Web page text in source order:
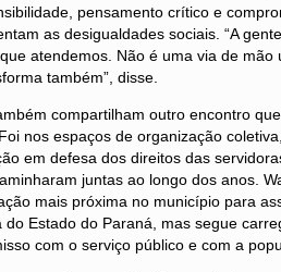
pensamento crítico e
as desigualdades sociais. “A
atendemos. Não é uma via de
também”, disse.
compartilham outro encontro
nos espaços de organização
em defesa dos direitos das
juntas ao longo dos anos.
mais próxima no município para
do Estado do Paraná, mas segue
com o serviço público e com a